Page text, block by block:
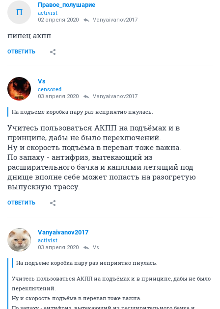
П
Правое_полушарие
activist
02 апреля 2020 Vanyaivanov2017
пипец акпп
ОТВЕТИТЬ
Vs
censored
03 апреля 2020 Vanyaivanov2017
На подъеме коробка пару раз неприятно пнулась.
Учитесь пользоваться АКПП на подъёмах и в
принципе, дабы не было переключений.
Ну и скорость подъёма в перевал тоже важна.
По запаху - антифриз, вытекающий из
расширительного бачка и каплями летящий под
днище вполне себе может попасть на разогретую
выпускную трассу.
ОТВЕТИТЬ
Vanyaivanov2017
activist
03 апреля 2020 Vs
На подъеме коробка пару раз неприятно пнулась.
Учитесь пользоваться АКПП на подъёмах и в принципе, дабы не было
переключений.
Ну и скорость подъёма в перевал тоже важна.